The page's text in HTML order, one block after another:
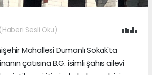
(Haberi Sesli Oku)
Mahallesi Dumanlı Sokak'ta
çatısına B.G. isimli şahıs ailevi